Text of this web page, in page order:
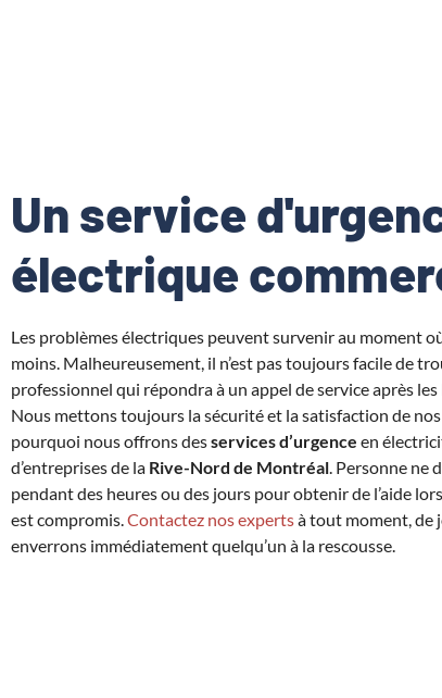
Un service
électrique
Les problèmes électriques peuvent survenir au moment
moins. Malheureusement, il n’est pas toujours facile de
professionnel qui répondra à un appel de service après
Nous mettons toujours la sécurité et la satisfaction de nos
pourquoi nous offrons desservices d’urgence en
d’entreprises de la Rive-Nord de Montréal. Personne ne
pendant des heures ou des jours pour obtenir de l’aide
est compromis.Contactez nos expertsà tout moment, de
enverrons immédiatement quelqu’un à la rescousse.